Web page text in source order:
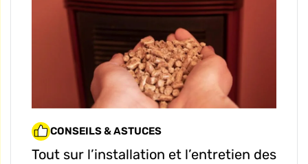
CONSEILS & ASTUCES
Tout sur l’installation et l’entretien des